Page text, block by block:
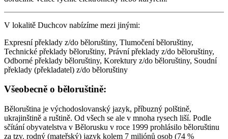
V lokalitě Duchcov nabízíme mezi jinými:
Expresní překlady z/do běloruštiny, Tlumočení běloruštiny,
Technické překlady běloruštiny, Právní překlady z/do běloruštiny,
Odborné překlady běloruštiny, Korektury z/do běloruštiny, Soudní
překlady (překladatel) z/do běloruštiny
Všeobecně o běloruštině:
Běloruština je východoslovanský jazyk, příbuzný polštině,
ukrajinštině a ruštině. Od všech se ale v mnoha rysech liší. Podle
sčítání obyvatelstva v Bělorusku v roce 1999 prohlásilo běloruštinu
za tzv. rodný (mateřský) jazyk kolem 7 miliónů osob (74 %